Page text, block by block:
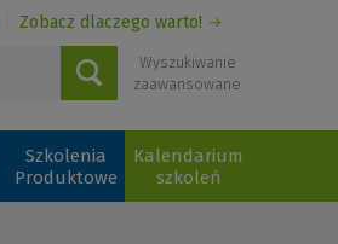
Zobacz dlaczego warto!
Wyszukiwanie
zaawansowane
Szkolenia
Produktowe
Kalendarium
szkoleń